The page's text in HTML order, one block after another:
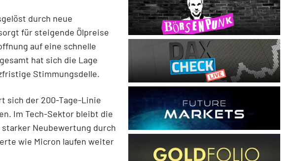
durch neue
für steigende Ölpreise
auf eine schnelle
hat sich die Lage
Stimmungsdelle.
sich der 200-Tage-Linie
Im Tech-Sektor bleibt die
Neubewertung durch
wie Micron laufen weiter